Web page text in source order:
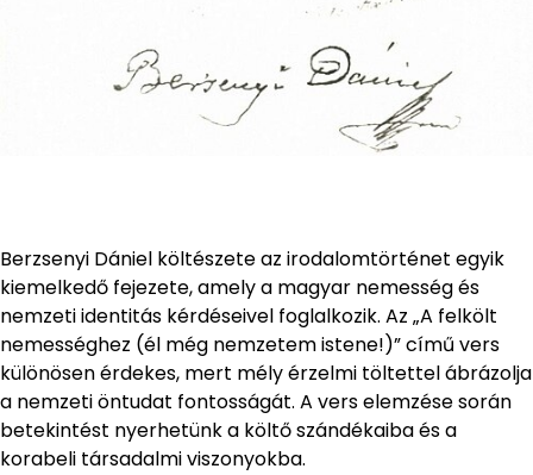
Berzsenyi Dániel költészete az irodalomtörténet egyik
kiemelkedő fejezete, amely a magyar nemesség és
nemzeti identitás kérdéseivel foglalkozik. Az „A felkölt
nemességhez (él még nemzetem istene!)” című vers
különösen érdekes, mert mély érzelmi töltettel ábrázolja
a nemzeti öntudat fontosságát. A vers elemzése során
betekintést nyerhetünk a költő szándékaiba és a
korabeli társadalmi viszonyokba.